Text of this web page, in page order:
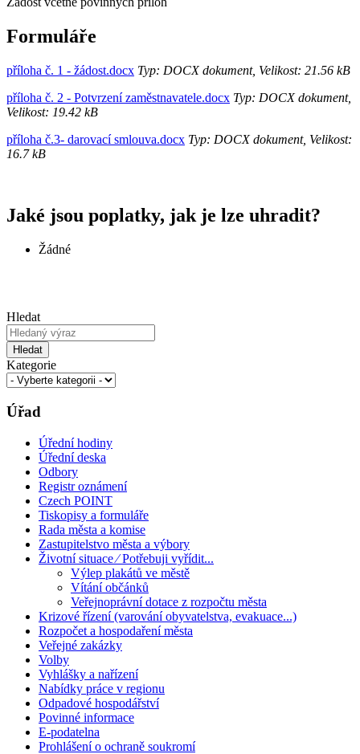
Formuláře
příloha č. 1 - žádost.docx Typ: DOCX dokument, Velikost: 21.56 kB
příloha č. 2 - Potvrzení zaměstnavatele.docx Typ: DOCX dokument,
Velikost: 19.42 kB
příloha č.3- darovací smlouva.docx Typ: DOCX dokument, Velikost:
16.7 kB
Jaké jsou poplatky, jak je lze uhradit?
Žádné
Hledat
Hledat
Kategorie
Úřad
Úřední hodiny
Úřední deska
Odbory
Registr oznámení
Czech POINT
Tiskopisy a formuláře
Rada města a komise
Zastupitelstvo města a výbory
Životní situace ⁄ Potřebuji vyřídit...
Výlep plakátů ve městě
Vítání občánků
Veřejnoprávní dotace z rozpočtu města
Krizové řízení (varování obyvatelstva, evakuace...)
Rozpočet a hospodaření města
Veřejné zakázky
Volby
Vyhlášky a nařízení
Nabídky práce v regionu
Odpadové hospodářství
Povinné informace
E-podatelna
Prohlášení o ochraně soukromí